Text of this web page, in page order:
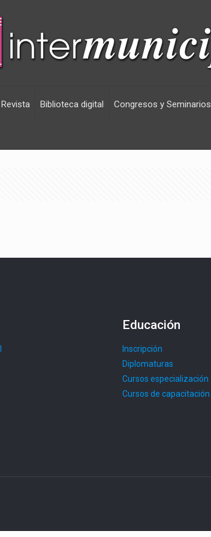
Revista Biblioteca digital Congresos y Seminarios
Educación
Inscripción
Diplomaturas
Cursos especialización
Cursos de capacitación